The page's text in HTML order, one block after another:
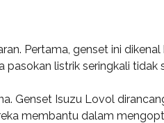
Pertama, genset ini dikenal
pasokan listrik seringkali tidak
Genset Isuzu Lovol
membantu dalam